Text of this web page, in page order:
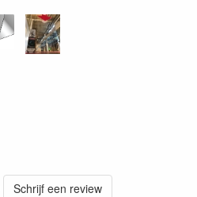
Schrijf een review